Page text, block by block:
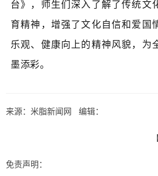
台》，师生们深入了解了传统文
育精神，增强了文化自信和爱国
乐观、健康向上的精神风貌，为
墨添彩。
来源：米脂新闻网 编辑：
免责声明：